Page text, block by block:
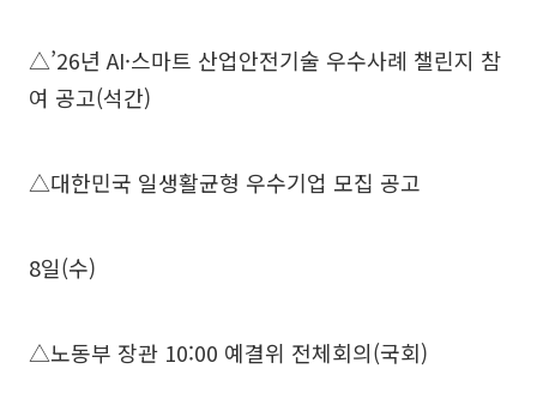
△’26년 AI·스마트 산업안전기술 우수사례 챌린지 참
여 공고(석간)
△대한민국 일생활균형 우수기업 모집 공고
8일(수)
△노동부 장관 10:00 예결위 전체회의(국회)